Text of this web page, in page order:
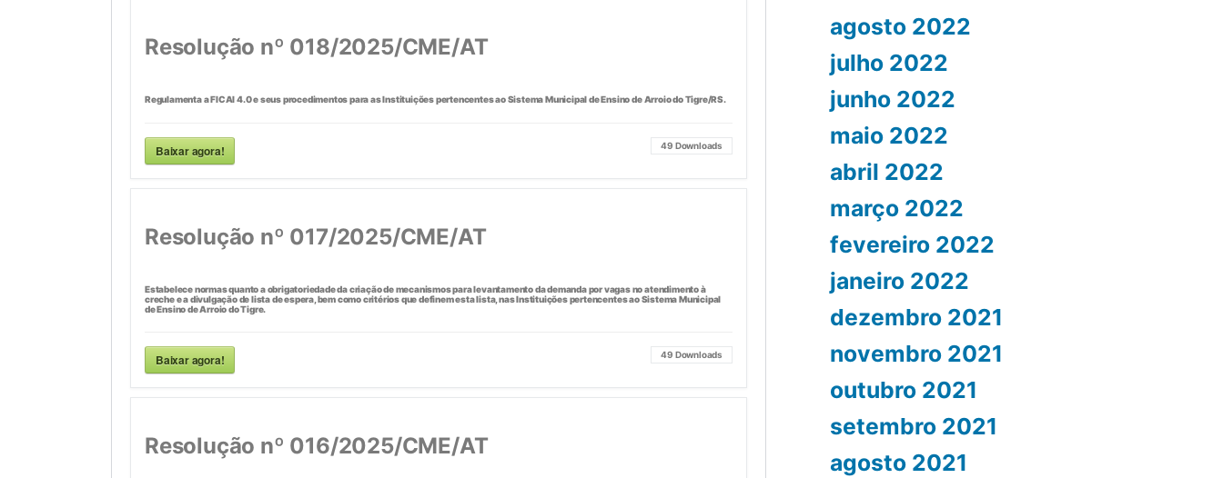
Resolução nº 018/2025/CME/AT
Regulamenta a FICAI 4.0 e seus procedimentos para as Instituições pertencentes ao Sistema Municipal de Ensino de Arroio do Tigre/RS.
Baixar agora! 49 Downloads
Resolução nº 017/2025/CME/AT
Estabelece normas quanto a obrigatoriedade da criação de mecanismos para levantamento da demanda por vagas no atendimento à
creche e a divulgação de lista de espera, bem como critérios que definem esta lista, nas Instituições pertencentes ao Sistema Municipal
de Ensino de Arroio do Tigre.
Baixar agora! 49 Downloads
Resolução nº 016/2025/CME/AT
agosto 2022
julho 2022
junho 2022
maio 2022
abril 2022
março 2022
fevereiro 2022
janeiro 2022
dezembro 2021
novembro 2021
outubro 2021
setembro 2021
agosto 2021